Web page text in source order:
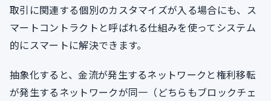
取引に関連する個別のカスタマイズが入る場合にも、ス
マートコントラクトと呼ばれる仕組みを使ってシステム
的にスマートに解決できます。
抽象化すると、金流が発生するネットワークと権利移転
が発生するネットワークが同一（どちらもブロックチェ